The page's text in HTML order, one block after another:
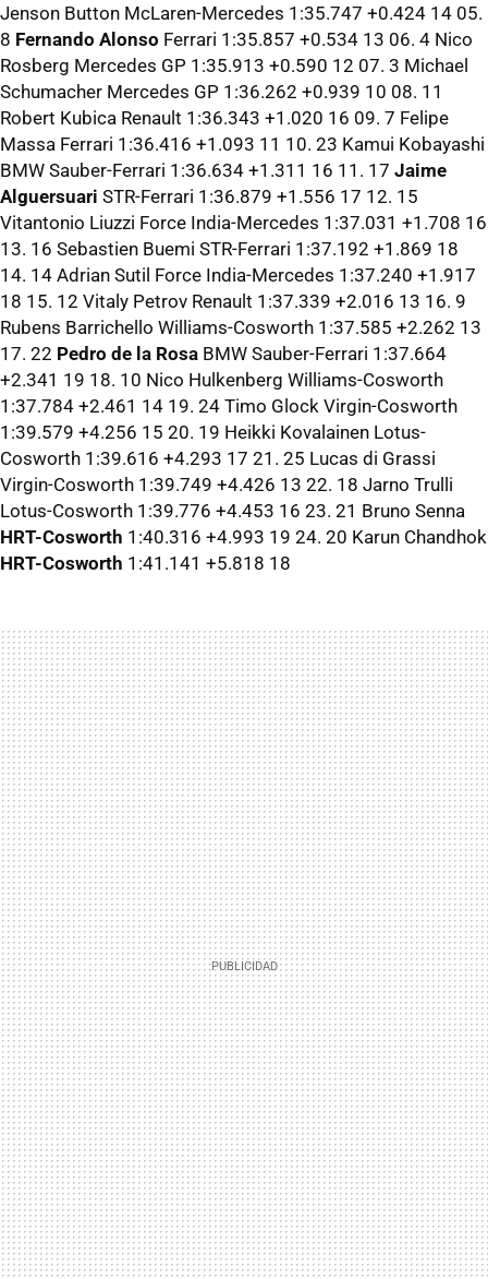
Jenson Button McLaren-Mercedes 1:35.747 +0.424 14 05.
8 Fernando Alonso Ferrari 1:35.857 +0.534 13 06. 4 Nico
Rosberg Mercedes GP 1:35.913 +0.590 12 07. 3 Michael
Schumacher Mercedes GP 1:36.262 +0.939 10 08. 11
Robert Kubica Renault 1:36.343 +1.020 16 09. 7 Felipe
Massa Ferrari 1:36.416 +1.093 11 10. 23 Kamui Kobayashi
BMW Sauber-Ferrari 1:36.634 +1.311 16 11. 17 Jaime
Alguersuari STR-Ferrari 1:36.879 +1.556 17 12. 15
Vitantonio Liuzzi Force India-Mercedes 1:37.031 +1.708 16
13. 16 Sebastien Buemi STR-Ferrari 1:37.192 +1.869 18
14. 14 Adrian Sutil Force India-Mercedes 1:37.240 +1.917
18 15. 12 Vitaly Petrov Renault 1:37.339 +2.016 13 16. 9
Rubens Barrichello Williams-Cosworth 1:37.585 +2.262 13
17. 22 Pedro de la Rosa BMW Sauber-Ferrari 1:37.664
+2.341 19 18. 10 Nico Hulkenberg Williams-Cosworth
1:37.784 +2.461 14 19. 24 Timo Glock Virgin-Cosworth
1:39.579 +4.256 15 20. 19 Heikki Kovalainen Lotus-
Cosworth 1:39.616 +4.293 17 21. 25 Lucas di Grassi
Virgin-Cosworth 1:39.749 +4.426 13 22. 18 Jarno Trulli
Lotus-Cosworth 1:39.776 +4.453 16 23. 21 Bruno Senna
HRT-Cosworth 1:40.316 +4.993 19 24. 20 Karun Chandhok
HRT-Cosworth 1:41.141 +5.818 18